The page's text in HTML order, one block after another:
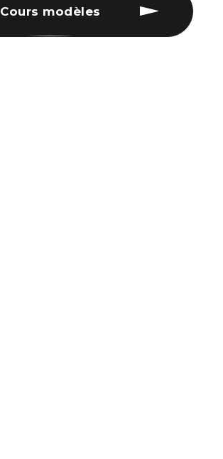
Cours modèles